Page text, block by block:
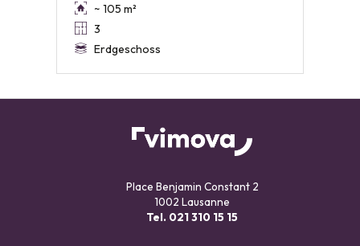
~ 105 m²
3
Erdgeschoss
Place Benjamin Constant 2
1002 Lausanne
Tel. 021 310 15 15